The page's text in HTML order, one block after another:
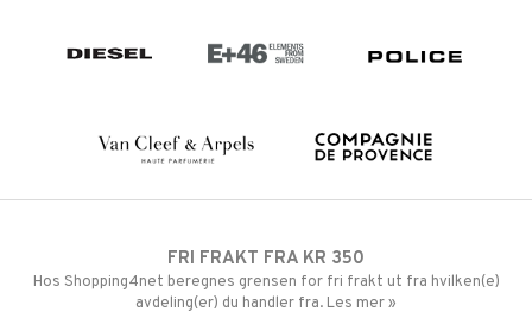
FRI FRAKT FRA KR 350
Hos Shopping4net beregnes grensen for fri frakt ut fra hvilken(e)
avdeling(er) du handler fra. Les mer »